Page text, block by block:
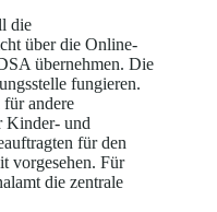
die
über die Online-
übernehmen. Die
fungieren.
andere
Kinder- und
für den
vorgesehen. Für
die zentrale